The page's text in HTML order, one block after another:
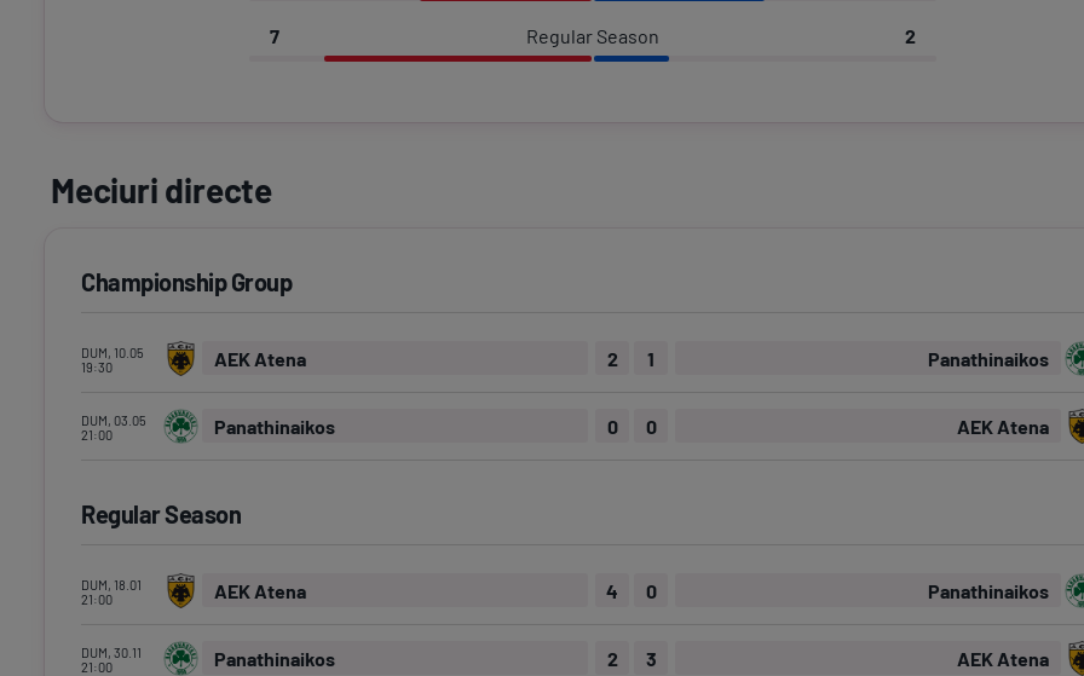
7 Regular Season 2
Meciuri directe
Championship Group
DUM, 10.05
19:30
AEK Atena 2 Panathinaikos
1
DUM, 03.05
21:00
Panathinaikos 0 AEK Atena
0
Regular Season
DUM, 18.01
21:00
AEK Atena 4 Panathinaikos
0
DUM, 30.11
21:00
Panathinaikos 2 AEK Atena
3